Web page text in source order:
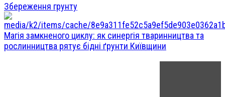
Збереження грунту
Магія замкненого циклу: як синергія тваринництва та
рослинництва рятує бідні ґрунти Київщини